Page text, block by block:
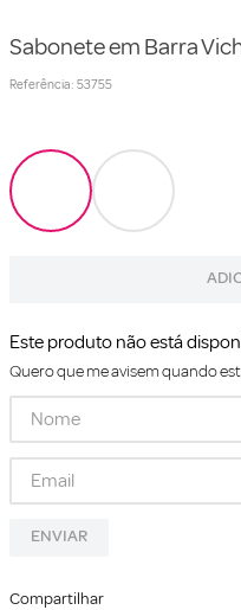
Sabonete em Barra
Referência: 53755
Este produto não está
Quero que me avisem quando
ENVIAR
Compartilhar